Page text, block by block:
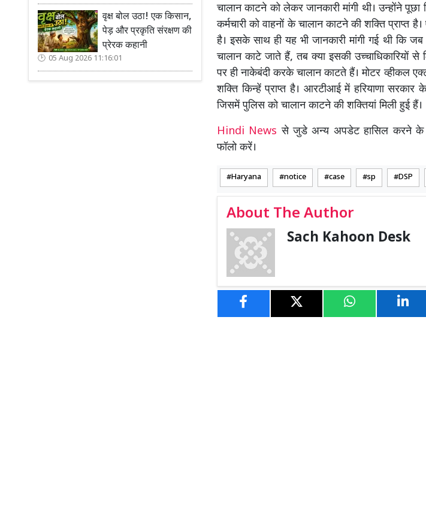
वृक्ष बोल उठा! एक किसान,
पेड़ और प्रकृति संरक्षण की
प्रेरक कहानी
05 Aug 2026 11:16:01
चालान काटने को लेकर जानकारी मांगी थी। उन्होंने
कर्मचारी को वाहनों के चालान काटने की शक्ति प्राप्त
है। इसके साथ ही यह भी जानकारी मांगी गई थी कि जब
चालान काटे जाते हैं, तब क्या इसकी उच्चाधिकारियों
पर ही नाकेबंदी करके चालान काटते हैं। मोटर व्हीकल
शक्ति किन्हें प्राप्त है। आरटीआई में हरियाणा सरकार
जिसमें पुलिस को चालान काटने की शक्तियां मिली हुई हैं।
Hindi Newsसे जुडे अन्य अपडेट हासिल करने के
फॉलो करें।
Haryana notice case sp DSP
About The Author
Sach Kahoon Desk